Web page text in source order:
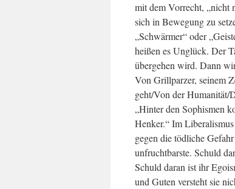
mit dem Vorrecht, „nicht
sich in Bewegung zu
„Schwärmer“ oder
heißen es Unglück. Der
übergehen wird. Dann
Von Grillparzer, seinem
geht/Von der Humanität/
„Hinter den Sophismen
Henker.“ Im
gegen die tödliche
unfruchtbarste. Schuld
Schuld daran ist ihr
und Guten versteht sie